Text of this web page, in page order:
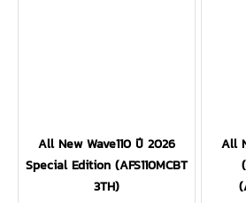
All New Wave110 ปี 2026
Special Edition (AFS110MCBT
3TH)
All